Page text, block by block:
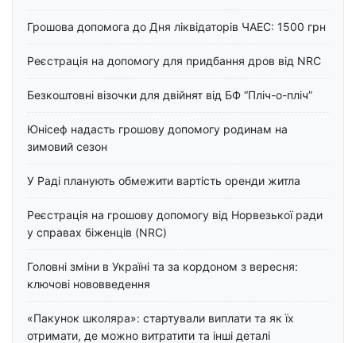
Грошова допомога до Дня ліквідаторів ЧАЕС: 1500 грн
Реєстрація на допомогу для придбання дров від NRC
Безкоштовні візочки для двійнят від БФ “Пліч-о-пліч”
Юнісеф надасть грошову допомогу родинам на
зимовий сезон
У Раді планують обмежити вартість оренди житла
Реєстрація на грошову допомогу від Норвезької ради
у справах біженців (NRC)
Головні зміни в Україні та за кордоном з вересня:
ключові нововведення
«Пакунок школяра»: стартували виплати та як їх
отримати, де можно витратити та інші деталі